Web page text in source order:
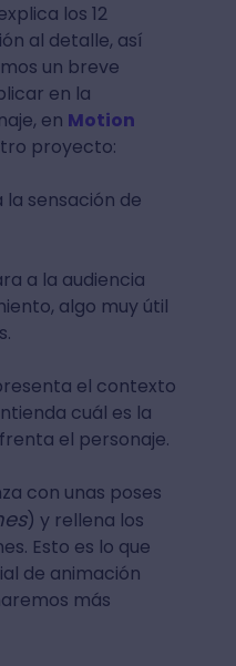
los 12
al detalle, así
un breve
en la
en Motion
proyecto:
sensación de
a la audiencia
algo muy útil
el contexto
cuál es la
el personaje.
con unas poses
) y rellena los
Esto es lo que
de animación
más